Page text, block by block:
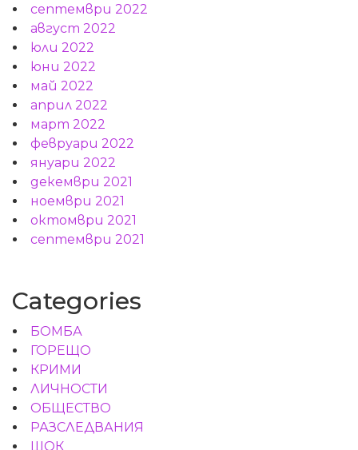
септември 2022
август 2022
юли 2022
юни 2022
май 2022
април 2022
март 2022
февруари 2022
януари 2022
декември 2021
ноември 2021
октомври 2021
септември 2021
Categories
БОМБА
ГОРЕЩО
КРИМИ
ЛИЧНОСТИ
ОБЩЕСТВО
РАЗСЛЕДВАНИЯ
ШОК